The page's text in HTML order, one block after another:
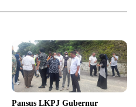
Pansus LKPJ Gubernur